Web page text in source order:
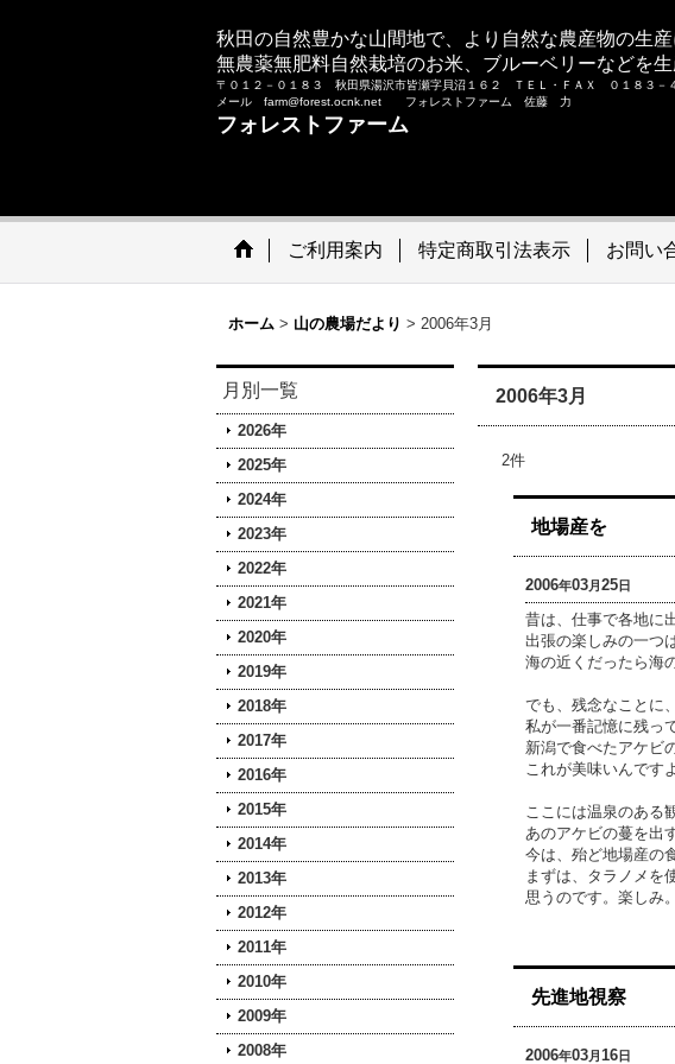
秋田の自然豊かな山間地で、より自然な農産物の生産
無農薬無肥料自然栽培のお米、ブルーベリーなどを生
〒０１２－０１８３ 秋田県湯沢市皆瀬字貝沼１６２ ＴＥＬ・ＦＡＸ ０１８３－
メール farm@forest.ocnk.net フォレストファーム 佐藤 力
フォレストファーム
ご利用案内 特定商取引法表示 お問い
ホーム > 山の農場だより > 2006年3月
月別一覧
2026年
2025年
2024年
2023年
2022年
2021年
2020年
2019年
2018年
2017年
2016年
2015年
2014年
2013年
2012年
2011年
2010年
2009年
2008年
2006年3月
2件
地場産を
2006年03月25日
昔は、仕事で各地に
出張の楽しみの一つ
海の近くだったら海
でも、残念なことに
私が一番記憶に残っ
新潟で食べたアケビ
これが美味いんですよ
ここには温泉のある
あのアケビの蔓を出
今は、殆ど地場産の
まずは、タラノメを
思うのです。楽しみ。
先進地視察
2006年03月16日